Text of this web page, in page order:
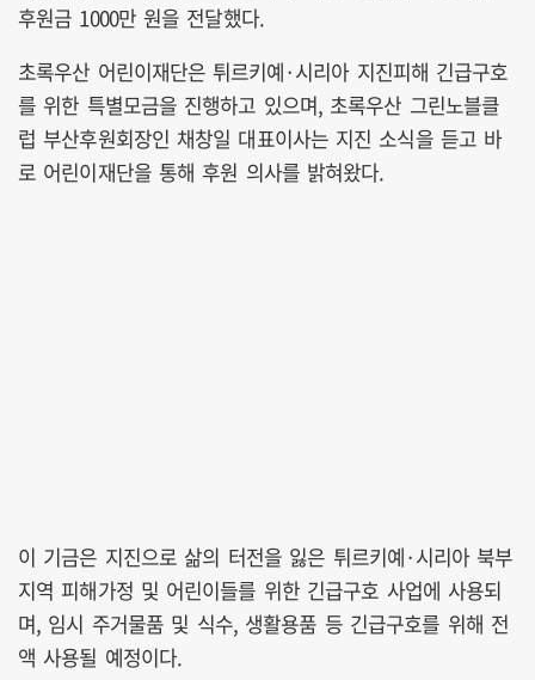
후원금 1000만 원을 전달했다.
초록우산 어린이재단은 튀르키예·시리아 지진피해 긴급구호
를 위한 특별모금을 진행하고 있으며, 초록우산 그린노블클
럽 부산후원회장인 채창일 대표이사는 지진 소식을 듣고 바
로 어린이재단을 통해 후원 의사를 밝혀왔다.
이 기금은 지진으로 삶의 터전을 잃은 튀르키예·시리아 북부
지역 피해가정 및 어린이들를 위한 긴급구호 사업에 사용되
며, 임시 주거물품 및 식수, 생활용품 등 긴급구호를 위해 전
액 사용될 예정이다.